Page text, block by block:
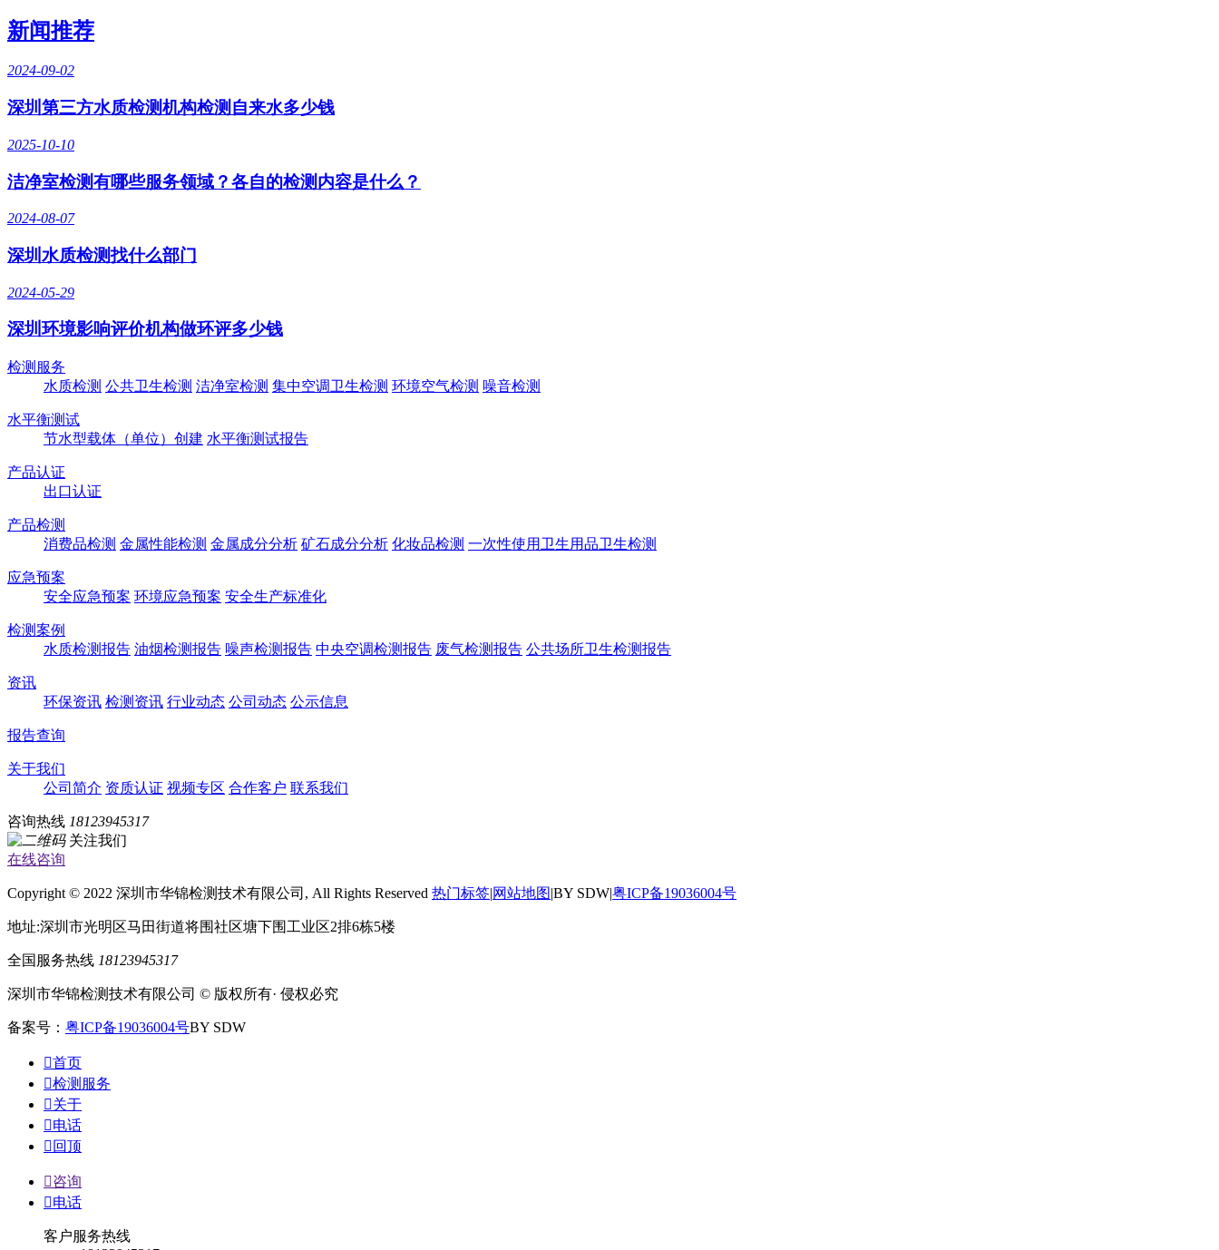
新闻推荐
2024-09-02
深圳第三方水质检测机构检测自来水多少钱
2025-10-10
洁净室检测有哪些服务领域？各自的检测内容是什么？
2024-08-07
深圳水质检测找什么部门
2024-05-29
深圳环境影响评价机构做环评多少钱
检测服务
水质检测 公共卫生检测 洁净室检测 集中空调卫生检测 环境空气检测 噪音检测
水平衡测试
节水型载体（单位）创建 水平衡测试报告
产品认证
出口认证
产品检测
消费品检测 金属性能检测 金属成分分析 矿石成分分析 化妆品检测 一次性使用卫生用品卫生检测
应急预案
安全应急预案 环境应急预案 安全生产标准化
检测案例
水质检测报告 油烟检测报告 噪声检测报告 中央空调检测报告 废气检测报告 公共场所卫生检测报告
资讯
环保资讯 检测资讯 行业动态 公司动态 公示信息
报告查询
关于我们
公司简介 资质认证 视频专区 合作客户 联系我们
咨询热线 18123945317
关注我们
在线咨询
Copyright © 2022 深圳市华锦检测技术有限公司, All Rights Reserved 热门标签|网站地图|BY SDW|粤ICP备19036004号
地址:深圳市光明区马田街道将围社区塘下围工业区2排6栋5楼
全国服务热线 18123945317
深圳市华锦检测技术有限公司 © 版权所有· 侵权必究
备案号： 粤ICP备19036004号BY SDW
首页
检测服务
关于
电话
 回顶
咨询
电话
客户服务热线